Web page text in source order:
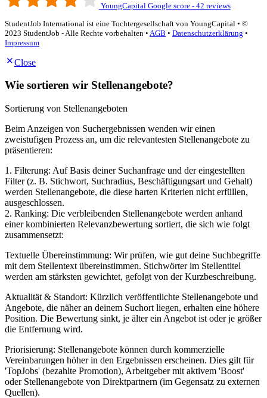
YoungCapital Google score - 42 reviews
StudentJob International ist eine Tochtergesellschaft von YoungCapital • ©
2023 StudentJob - Alle Rechte vorbehalten • AGB • Datenschutzerklärung •
Impressum
Close
Wie sortieren wir Stellenangebote?
Sortierung von Stellenangeboten
Beim Anzeigen von Suchergebnissen wenden wir einen
zweistufigen Prozess an, um die relevantesten Stellenangebote zu
präsentieren:
1. Filterung: Auf Basis deiner Suchanfrage und der eingestellten
Filter (z. B. Stichwort, Suchradius, Beschäftigungsart und Gehalt)
werden Stellenangebote, die diese harten Kriterien nicht erfüllen,
ausgeschlossen.
2. Ranking: Die verbleibenden Stellenangebote werden anhand
einer kombinierten Relevanzbewertung sortiert, die sich wie folgt
zusammensetzt:
Textuelle Übereinstimmung: Wir prüfen, wie gut deine Suchbegriffe
mit dem Stellentext übereinstimmen. Stichwörter im Stellentitel
werden am stärksten gewichtet, gefolgt von der Kurzbeschreibung.
Aktualität & Standort: Kürzlich veröffentlichte Stellenangebote und
Angebote, die näher an deinem Suchort liegen, erhalten eine höhere
Position. Die Bewertung sinkt, je älter ein Angebot ist oder je größer
die Entfernung wird.
Priorisierung: Stellenangebote können durch kommerzielle
Vereinbarungen höher in den Ergebnissen erscheinen. Dies gilt für
'TopJobs' (bezahlte Promotion), Arbeitgeber mit aktivem 'Boost'
oder Stellenangebote von Direktpartnern (im Gegensatz zu externen
Quellen).